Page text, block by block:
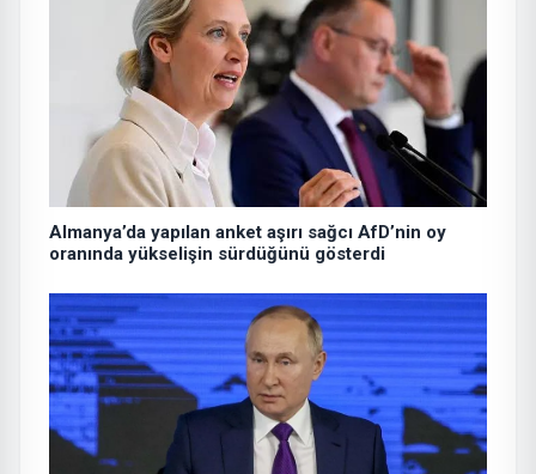
Almanya’da yapılan anket aşırı sağcı AfD’nin oy
oranında yükselişin sürdüğünü gösterdi